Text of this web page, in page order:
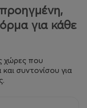
για κάθε
χώρες που
συντονίσου για